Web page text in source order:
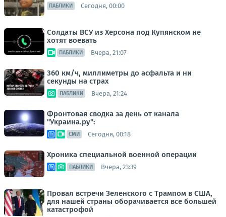
ПАБЛИКИ Сегодня, 00:00
Солдаты ВСУ из Херсона под Купянском не
хотят воевать
ПАБЛИКИ Вчера, 21:07
360 км/ч, миллиметры до асфальта и ни
секунды на страх
ПАБЛИКИ Вчера, 21:24
Фронтовая сводка за день от канала
"Украина.ру":
СМИ Сегодня, 00:18
Хроника специальной военной операции
ПАБЛИКИ Вчера, 23:39
Провал встречи Зеленского с Трампом в США,
для нашей страны оборачивается все большей
катастрофой